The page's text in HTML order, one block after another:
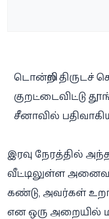
டொன்றில் திருடச்
குறட்டைவிட்டு
சீனாவில்
இரவு நேரத்தில்
வீட்டிலுள்ள
கண்டு, அவர்கள்
என ஒரு அறையில்